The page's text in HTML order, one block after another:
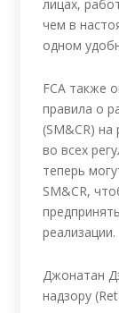
лицах,
чем в
одном
FCA также
правила о
(SM&CR)
во всех
теперь
SM&CR,
реализации.
Джонатан
надзору